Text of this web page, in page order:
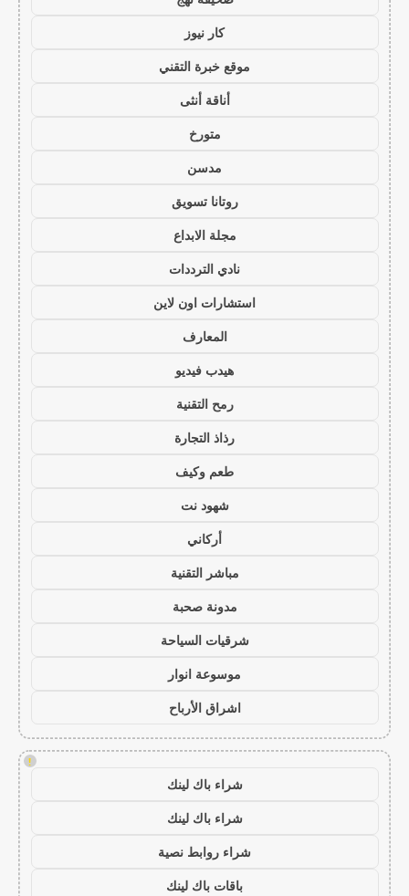
كار نيوز
موقع خبرة التقني
أناقة أنثى
متورخ
مدسن
روتانا تسويق
مجلة الابداع
نادي الترددات
استشارات اون لاين
المعارف
هيدب فيديو
رمح التقنية
رذاذ التجارة
طعم وكيف
شهود نت
أركاني
مباشر التقنية
مدونة صحبة
شرقيات السياحة
موسوعة انوار
اشراق الأرباح
!
شراء باك لينك
شراء باك لينك
شراء روابط نصية
باقات باك لينك